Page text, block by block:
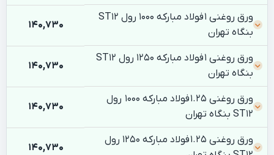
ورق روغنی 1 فولاد مبارکه 1000 رول ST12
بنگاه تهران
140,730
ورق روغنی 1 فولاد مبارکه 1250 رول ST12
بنگاه تهران
140,730
ورق روغنی 1.25 فولاد مبارکه 1000 رول
ST12 بنگاه تهران
140,730
ورق روغنی 1.25 فولاد مبارکه 1250 رول
140,730